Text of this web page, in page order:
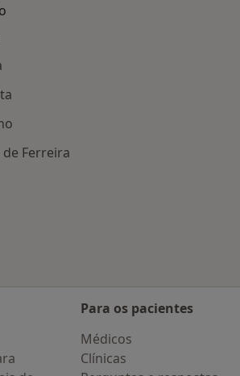
Ferreira
Para os pacientes
Médicos
Clínicas